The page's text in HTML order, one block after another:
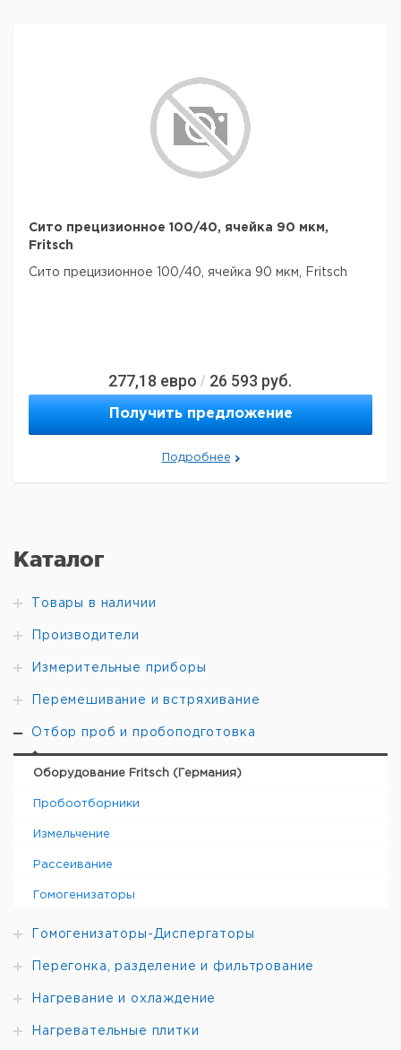
Каталог
Товары в наличии
Производители
Измерительные приборы
Перемешивание и встряхивание
Отбор проб и пробоподготовка
Оборудование Fritsch (Германия)
Пробоотборники
Измельчение
Рассеивание
Гомогенизаторы
Гомогенизаторы-Диспергаторы
Перегонка, разделение и фильтрование
Нагревание и охлаждение
Нагревательные плитки
Сито прецизионное 100/40, ячейка 90 мкм,
Fritsch
Сито прецизионное 100/40, ячейка 90 мкм, Fritsch
277,18 евро / 26 593 руб.
Получить предложение
Подробнее